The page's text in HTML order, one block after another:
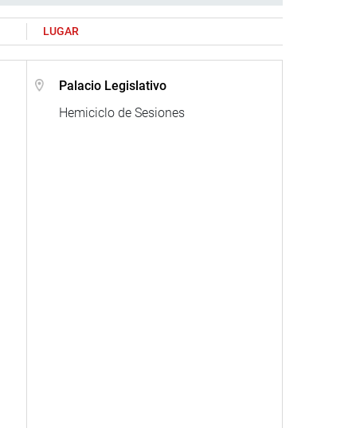
LUGAR
Palacio Legislativo
Hemiciclo de Sesiones